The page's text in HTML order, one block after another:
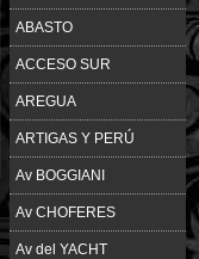
ABASTO
ACCESO SUR
AREGUA
ARTIGAS Y PERÚ
Av BOGGIANI
Av CHOFERES
Av del YACHT